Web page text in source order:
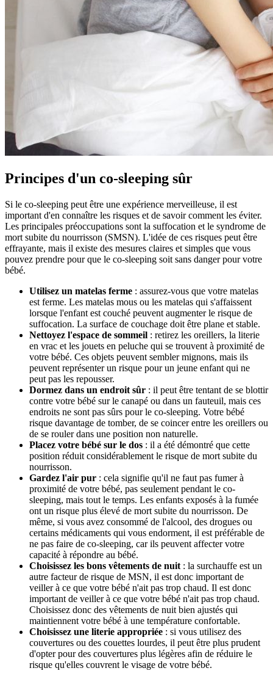
Principes d'un co-sleeping sûr
Si le co-sleeping peut être une expérience merveilleuse, il est
important d'en connaître les risques et de savoir comment les éviter.
Les principales préoccupations sont la suffocation et le syndrome de
mort subite du nourrisson (SMSN). L'idée de ces risques peut être
effrayante, mais il existe des mesures claires et simples que vous
pouvez prendre pour que le co-sleeping soit sans danger pour votre
bébé.
Utilisez un matelas ferme : assurez-vous que votre matelas
est ferme. Les matelas mous ou les matelas qui s'affaissent
lorsque l'enfant est couché peuvent augmenter le risque de
suffocation. La surface de couchage doit être plane et stable.
Nettoyez l'espace de sommeil : retirez les oreillers, la literie
en vrac et les jouets en peluche qui se trouvent à proximité de
votre bébé. Ces objets peuvent sembler mignons, mais ils
peuvent représenter un risque pour un jeune enfant qui ne
peut pas les repousser.
Dormez dans un endroit sûr : il peut être tentant de se blottir
contre votre bébé sur le canapé ou dans un fauteuil, mais ces
endroits ne sont pas sûrs pour le co-sleeping. Votre bébé
risque davantage de tomber, de se coincer entre les oreillers ou
de se rouler dans une position non naturelle.
Placez votre bébé sur le dos : il a été démontré que cette
position réduit considérablement le risque de mort subite du
nourrisson.
Gardez l'air pur : cela signifie qu'il ne faut pas fumer à
proximité de votre bébé, pas seulement pendant le co-
sleeping, mais tout le temps. Les enfants exposés à la fumée
ont un risque plus élevé de mort subite du nourrisson. De
même, si vous avez consommé de l'alcool, des drogues ou
certains médicaments qui vous endorment, il est préférable de
ne pas faire de co-sleeping, car ils peuvent affecter votre
capacité à répondre au bébé.
Choisissez les bons vêtements de nuit : la surchauffe est un
autre facteur de risque de MSN, il est donc important de
veiller à ce que votre bébé n'ait pas trop chaud. Il est donc
important de veiller à ce que votre bébé n'ait pas trop chaud.
Choisissez donc des vêtements de nuit bien ajustés qui
maintiennent votre bébé à une température confortable.
Choisissez une literie appropriée : si vous utilisez des
couvertures ou des couettes lourdes, il peut être plus prudent
d'opter pour des couvertures plus légères afin de réduire le
risque qu'elles couvrent le visage de votre bébé.